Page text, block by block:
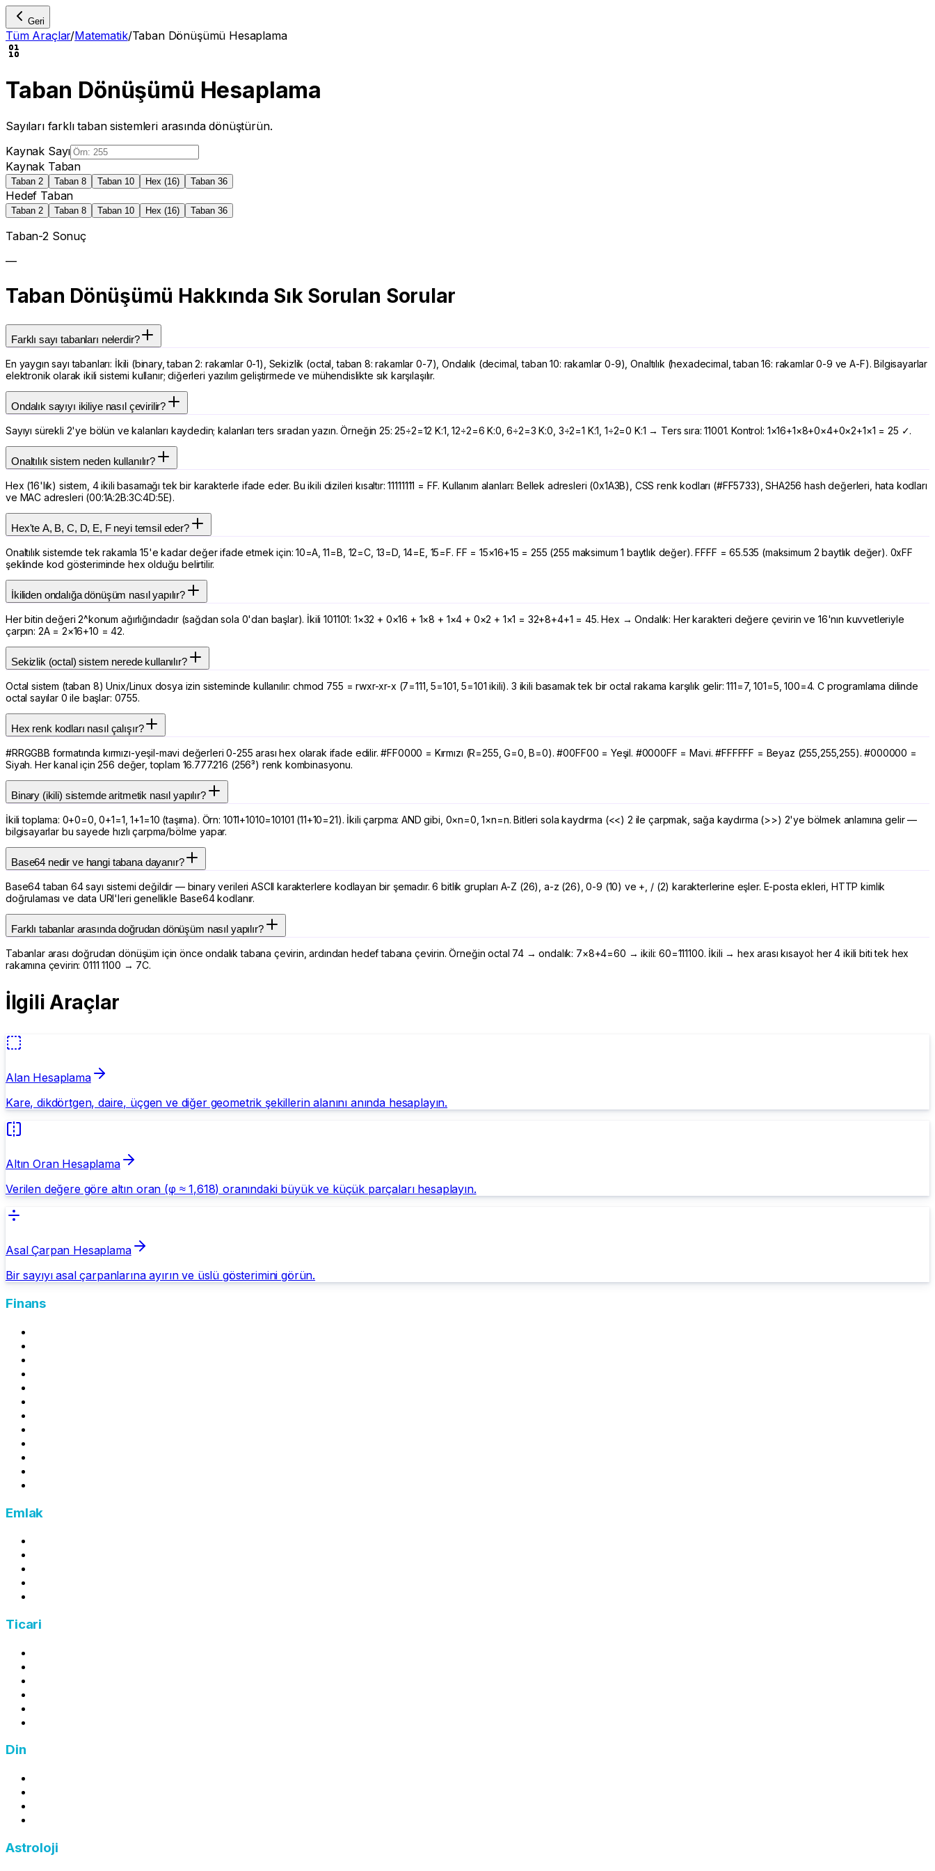
Geri
Tüm Araçlar/Matematik/Taban Dönüşümü Hesaplama
Taban Dönüşümü Hesaplama
Sayıları farklı taban sistemleri arasında dönüştürün.
Kaynak Sayı
Kaynak Taban
Taban 2 Taban 8 Taban 10 Hex (16) Taban 36
Hedef Taban
Taban 2 Taban 8 Taban 10 Hex (16) Taban 36
Taban-2 Sonuç
—
Taban Dönüşümü Hakkında Sık Sorulan Sorular
Farklı sayı tabanları nelerdir?
En yaygın sayı tabanları: İkili (binary, taban 2: rakamlar 0-1), Sekizlik (octal, taban 8: rakamlar 0-7), Ondalık (decimal, taban 10: rakamlar 0-9), Onaltılık (hexadecimal, taban 16: rakamlar 0-9 ve A-F). Bilgisayarlar
elektronik olarak ikili sistemi kullanır; diğerleri yazılım geliştirmede ve mühendislikte sık karşılaşılır.
Ondalık sayıyı ikiliye nasıl çevirilir?
Sayıyı sürekli 2'ye bölün ve kalanları kaydedin; kalanları ters sıradan yazın. Örneğin 25: 25÷2=12 K:1, 12÷2=6 K:0, 6÷2=3 K:0, 3÷2=1 K:1, 1÷2=0 K:1 → Ters sıra: 11001. Kontrol: 1×16+1×8+0×4+0×2+1×1 = 25 ✓.
Onaltılık sistem neden kullanılır?
Hex (16'lık) sistem, 4 ikili basamağı tek bir karakterle ifade eder. Bu ikili dizileri kısaltır: 11111111 = FF. Kullanım alanları: Bellek adresleri (0x1A3B), CSS renk kodları (#FF5733), SHA256 hash değerleri, hata kodları
ve MAC adresleri (00:1A:2B:3C:4D:5E).
Hex'te A, B, C, D, E, F neyi temsil eder?
Onaltılık sistemde tek rakamla 15'e kadar değer ifade etmek için: 10=A, 11=B, 12=C, 13=D, 14=E, 15=F. FF = 15×16+15 = 255 (255 maksimum 1 baytlık değer). FFFF = 65.535 (maksimum 2 baytlık değer). 0xFF
şeklinde kod gösteriminde hex olduğu belirtilir.
İkiliden ondalığa dönüşüm nasıl yapılır?
Her bitin değeri 2^konum ağırlığındadır (sağdan sola 0'dan başlar). İkili 101101: 1×32 + 0×16 + 1×8 + 1×4 + 0×2 + 1×1 = 32+8+4+1 = 45. Hex → Ondalık: Her karakteri değere çevirin ve 16'nın kuvvetleriyle
çarpın: 2A = 2×16+10 = 42.
Sekizlik (octal) sistem nerede kullanılır?
Octal sistem (taban 8) Unix/Linux dosya izin sisteminde kullanılır: chmod 755 = rwxr-xr-x (7=111, 5=101, 5=101 ikili). 3 ikili basamak tek bir octal rakama karşılık gelir: 111=7, 101=5, 100=4. C programlama dilinde
octal sayılar 0 ile başlar: 0755.
Hex renk kodları nasıl çalışır?
#RRGGBB formatında kırmızı-yeşil-mavi değerleri 0-255 arası hex olarak ifade edilir. #FF0000 = Kırmızı (R=255, G=0, B=0). #00FF00 = Yeşil. #0000FF = Mavi. #FFFFFF = Beyaz (255,255,255). #000000 =
Siyah. Her kanal için 256 değer, toplam 16.777.216 (256³) renk kombinasyonu.
Binary (ikili) sistemde aritmetik nasıl yapılır?
İkili toplama: 0+0=0, 0+1=1, 1+1=10 (taşıma). Örn: 1011+1010=10101 (11+10=21). İkili çarpma: AND gibi, 0×n=0, 1×n=n. Bitleri sola kaydırma (<<) 2 ile çarpmak, sağa kaydırma (>>) 2'ye bölmek anlamına gelir —
bilgisayarlar bu sayede hızlı çarpma/bölme yapar.
Base64 nedir ve hangi tabana dayanır?
Base64 taban 64 sayı sistemi değildir — binary verileri ASCII karakterlere kodlayan bir şemadır. 6 bitlik grupları A-Z (26), a-z (26), 0-9 (10) ve +, / (2) karakterlerine eşler. E-posta ekleri, HTTP kimlik
doğrulaması ve data URI'leri genellikle Base64 kodlanır.
Farklı tabanlar arasında doğrudan dönüşüm nasıl yapılır?
Tabanlar arası doğrudan dönüşüm için önce ondalık tabana çevirin, ardından hedef tabana çevirin. Örneğin octal 74 → ondalık: 7×8+4=60 → ikili: 60=111100. İkili → hex arası kısayol: her 4 ikili biti tek hex
rakamına çevirin: 0111 1100 → 7C.
İlgili Araçlar
Alan Hesaplama
Kare, dikdörtgen, daire, üçgen ve diğer geometrik şekillerin alanını anında hesaplayın.
Altın Oran Hesaplama
Verilen değere göre altın oran (φ ≈ 1,618) oranındaki büyük ve küçük parçaları hesaplayın.
Asal Çarpan Hesaplama
Bir sayıyı asal çarpanlarına ayırın ve üslü gösterimini görün.
Finans
Emlak
Ticari
Din
Astroloji